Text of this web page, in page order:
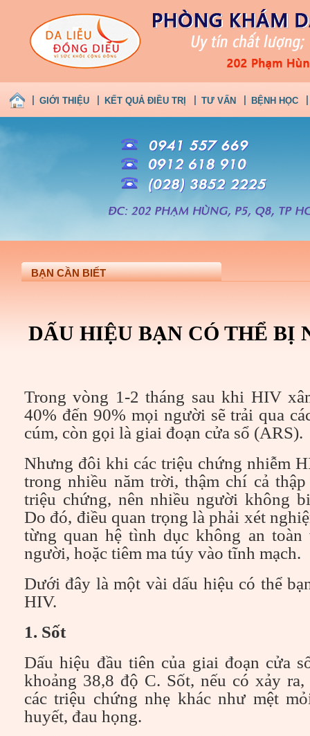
GIỚI THIỆU KẾT QUẢ ĐIỀU TRỊ TƯ VẤN BỆNH HỌC
BẠN CẦN BIẾT
DẤU HIỆU BẠN CÓ THỂ BỊ
Trong vòng 1-2 tháng sau khi HIV
40% đến 90% mọi người sẽ trải qua
cúm, còn gọi là giai đoạn cửa sổ (ARS).
Nhưng đôi khi các triệu chứng nhiễm
trong nhiều năm trời, thậm chí cả
triệu chứng, nên nhiều người không
Do đó, điều quan trọng là phải xét
từng quan hệ tình dục không an
người, hoặc tiêm ma túy vào tĩnh mạch.
Dưới đây là một vài dấu hiệu có thể
HIV.
1. Sốt
Dấu hiệu đầu tiên của giai đoạn cửa
khoảng 38,8 độ C. Sốt, nếu có xảy
các triệu chứng nhẹ khác như mệt
huyết, đau họng.